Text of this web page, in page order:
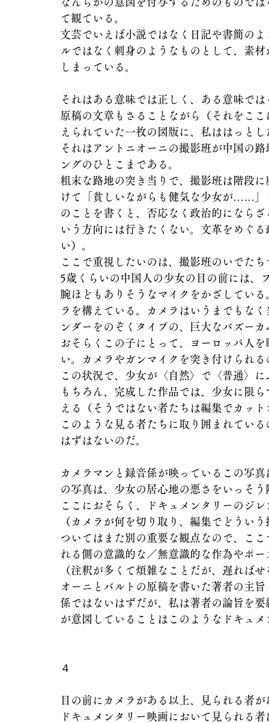
て観ている。
文芸でいえば小説ではなく日記や書簡の
ルではなく刺身のようなものとして、素
しまっている。
それはある意味では正しく、ある意味で
原稿の文章もさることながら（それをこ
えられていた一枚の図版に、私ははっとし
それはアントニオーニの撮影班が中国の
ングのひとこまである。
粗末な路地の突き当りで、撮影班は階段
けて「貧しいながらも健気な少女が……」
のことを書くと、否応なく政治的になら
いう方向には行きたくない。文革をめぐ
い）。
ここで重視したいのは、撮影班のいでたち
5歳くらいの中国人の少女の目の前には、
腕ほどもありそうなマイクをかざしてい
ラを構えている。カメラはいうまでもな
ンダーをのぞくタイプの、巨大なバズー
おそらくこの子にとって、ヨーロッパ人
い。カメラやガンマイクを突き付けられ
この状況で、少女が〈自然〉で〈普通〉
もちろん、完成した作品では、少女に限
える（そうではない者たちは編集でカッ
このような見る者たちに取り囲まれてい
はずはないのだ。
カメラマンと録音係が映っているこの写
の写真は、少女の居心地の悪さをいっそう
ここにおそらく、ドキュメンタリーのジ
（カメラが何を切り取り、編集でどうい
ついてはまた別の重要な観点なので、こ
れる側の意識的な／無意識的な作為やポ
（注釈が多くて煩雑なことだが、遅れば
オーニとバルトの原稿を書いた著者の主
係ではないはずだが、私は著者の論旨を
が意図していることはこのようなドキュ
４
目の前にカメラがある以上、見られる者
ドキュメンタリー映画において見られる